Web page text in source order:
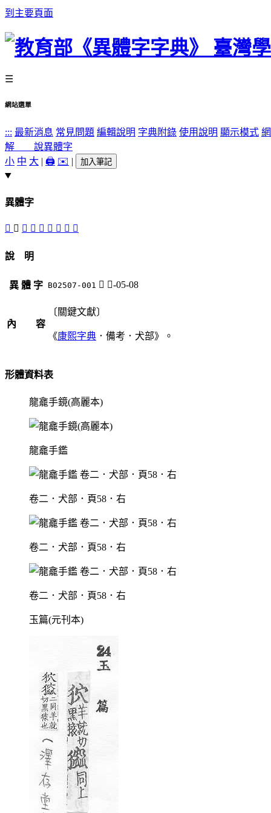
到主要頁面
☰
網站選單
::: 最新消息 常見問題 編輯說明 字典附錄 使用說明 顯示模式
解 說異體字
小 中 大 | 🖨️ ✉️ | 加入筆記
異體字
𤜴 𤝨 󷿔 󷿕 𤟊 󷿗 󷿖 𤣛 貁
說 明
異 體 字 B02507-001 𤝨 犬-05-08
內 容
〔關鍵文獻〕
《康熙字典 ．備考．犬部》。
形體資料表
龍龕手鏡(高麗本)
龍龕手鑑
卷二．犬部．頁58．右
卷二．犬部．頁58．右
卷二．犬部．頁58．右
玉篇(元刊本)